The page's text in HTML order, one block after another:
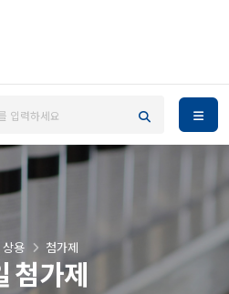
첨가제
상용 첨가제